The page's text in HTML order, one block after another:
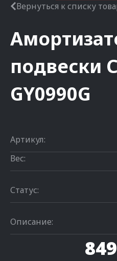
Вернуться к списку
подвески
GY0990G
Артикул:
Вес:
Статус:
Описание: